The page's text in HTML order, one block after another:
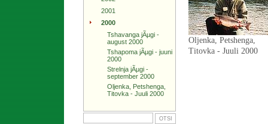
2001
2000
Tshavanga jÃµgi -
august 2000
Tshapoma jÃµgi - juuni
2000
Strelnja jÃµgi -
september 2000
Oljenka, Petshenga,
Titovka - Juuli 2000
Oljenka, Petshenga,
Titovka - Juuli 2000